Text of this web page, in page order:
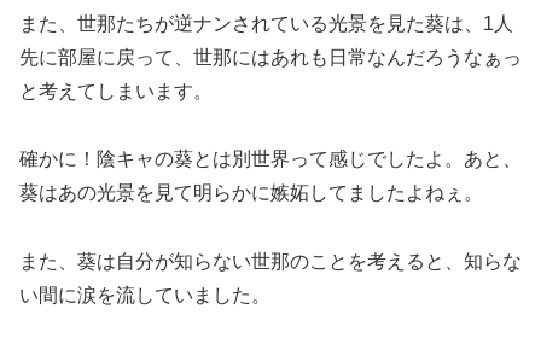
また、世那たちが逆ナンされている光景を見た葵は、1人
先に部屋に戻って、世那にはあれも日常なんだろうなぁっ
と考えてしまいます。
確かに！陰キャの葵とは別世界って感じでしたよ。あと、
葵はあの光景を見て明らかに嫉妬してましたよねぇ。
また、葵は自分が知らない世那のことを考えると、知らな
い間に涙を流していました。